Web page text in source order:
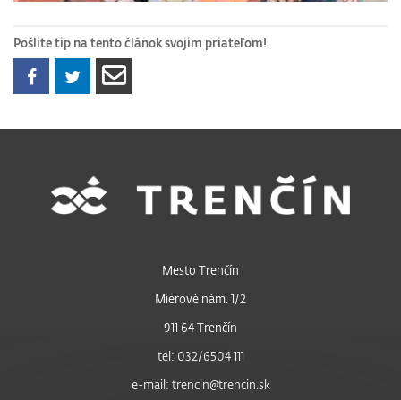
Pošlite tip na tento článok svojim priateľom!
Mesto Trenčín
Mierové nám. 1/2
911 64 Trenčín
tel: 032/6504 111
e-mail: trencin@trencin.sk